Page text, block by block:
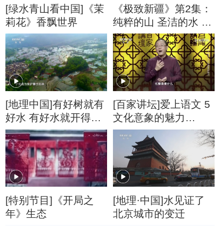
[绿水青山看中国]《茉
莉花》香飘世界
《极致新疆》第2集：
纯粹的山 圣洁的水 养
育了最质朴的人类
[地理中国]有好树就有
好水 有好水就开得好
田
[百家讲坛]爱上语文 5
文化意象的魅力
“水”与四大民间传说
[特别节目]《开局之
年》生态
[地理·中国]水见证了
北京城市的变迁